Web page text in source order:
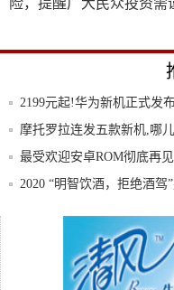
2199元起!华为新机正式发
摩托罗拉连发五款新机,哪
理器
最受欢迎安卓ROM彻底再
2020 “明智饮酒，拒绝酒驾
永远经典的直板苹果4s促销